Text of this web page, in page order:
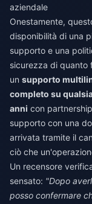
aziendale
Onestamente,
disponibilità di una
supporto e una
sicurezza di quanto
un supporto
completo su
anni con
supporto con una
arrivata tramite il
ciò che
Un recensore
sensato: "Dopo
posso confermare